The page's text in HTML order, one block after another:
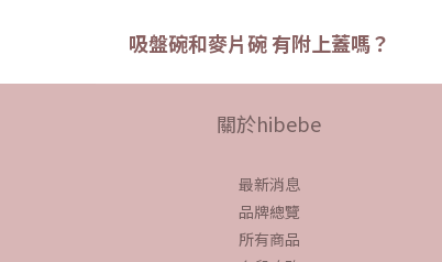
吸盤碗和麥片碗 有附上蓋嗎？
關於hibebe
最新消息
品牌總覽
所有商品